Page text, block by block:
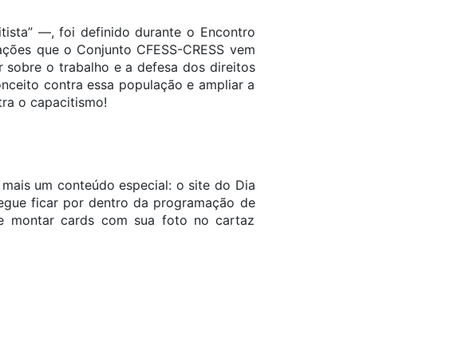
—, foi definido durante o Encontro
que o Conjunto CFESS-CRESS vem
sobre o trabalho e a defesa dos direitos
contra essa população e ampliar a
o capacitismo!
um conteúdo especial: o site do Dia
ficar por dentro da programação de
montar cards com sua foto no cartaz